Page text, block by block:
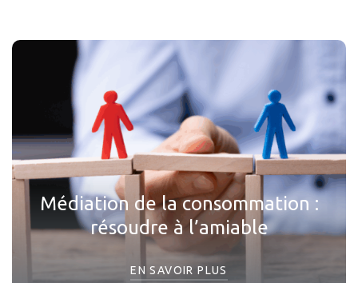
Médiation de la consommation :
résoudre à l’amiable
EN SAVOIR PLUS